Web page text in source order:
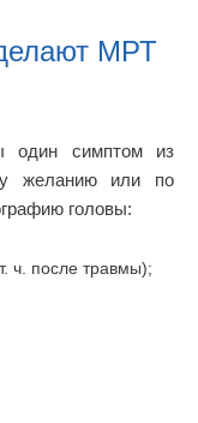
МРТ
один симптом из
желанию или по
головы:
ч. после травмы);